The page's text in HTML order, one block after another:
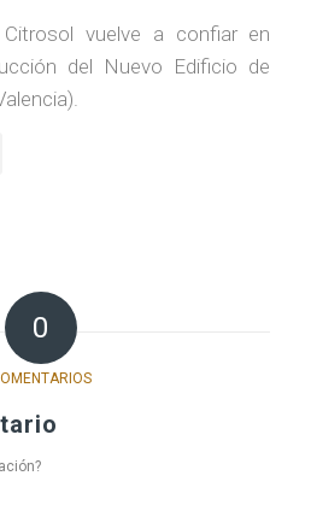
Citrosol vuelve a confiar en
del Nuevo Edificio de
0